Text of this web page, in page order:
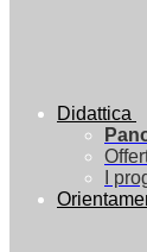
Didattica
I